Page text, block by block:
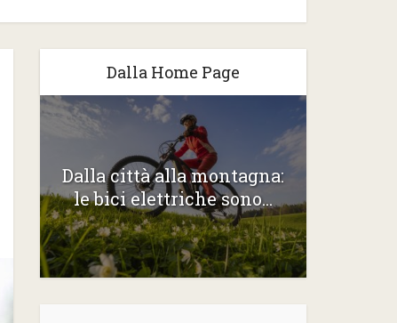
Dalla Home Page
Dalla città alla montagna:
le bici elettriche sono...